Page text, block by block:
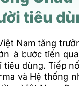
tiêu
Nam tăng
là bước tiến
dùng. Tiếp
và Hệ thống